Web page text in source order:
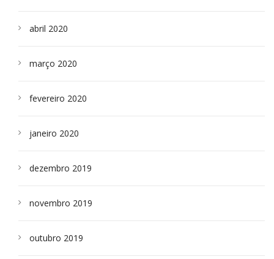
abril 2020
março 2020
fevereiro 2020
janeiro 2020
dezembro 2019
novembro 2019
outubro 2019